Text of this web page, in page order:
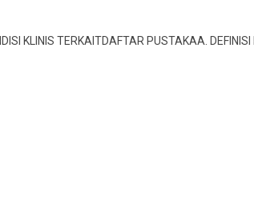
KLINIS TERKAITDAFTAR PUSTAKAA.